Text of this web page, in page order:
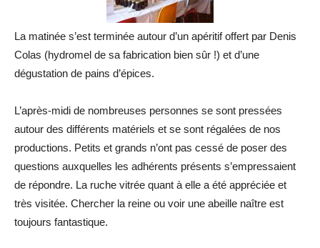
La matinée s’est terminée autour d’un apéritif offert par Denis
Colas (hydromel de sa fabrication bien sûr !) et d’une
dégustation de pains d’épices.
L’après-midi de nombreuses personnes se sont pressées
autour des différents matériels et se sont régalées de nos
productions. Petits et grands n’ont pas cessé de poser des
questions auxquelles les adhérents présents s’empressaient
de répondre. La ruche vitrée quant à elle a été appréciée et
très visitée. Chercher la reine ou voir une abeille naître est
toujours fantastique.